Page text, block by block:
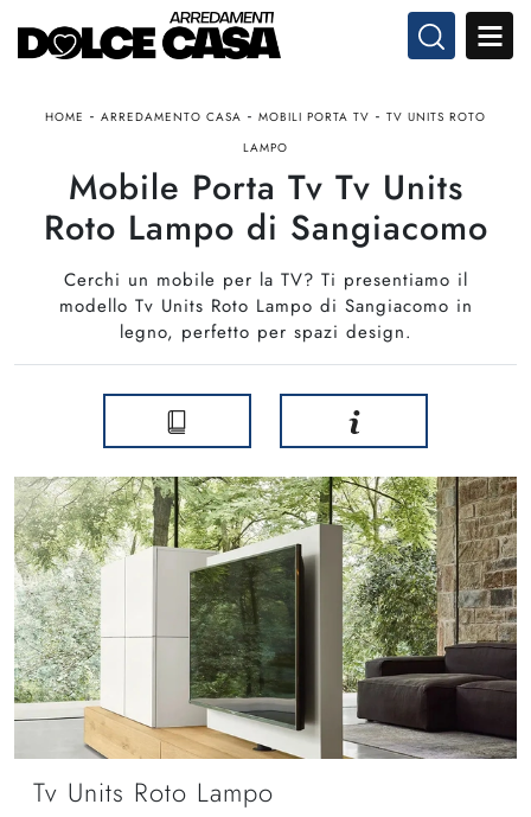
HOME - ARREDAMENTO CASA - MOBILI PORTA TV - TV UNITS ROTO
LAMPO
Mobile Porta Tv Tv Units
Roto Lampo di Sangiacomo
Cerchi un mobile per la TV? Ti presentiamo il
modello Tv Units Roto Lampo di Sangiacomo in
legno, perfetto per spazi design.
Tv Units Roto Lampo